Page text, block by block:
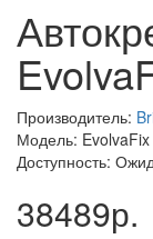
Производитель:
Модель: EvolvaFix
Доступность:
38489р.